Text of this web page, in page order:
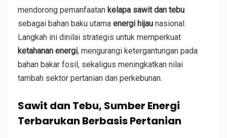
mendorong pemanfaatan kelapa sawit dan tebu
sebagai bahan baku utama energi hijau nasional.
Langkah ini dinilai strategis untuk memperkuat
ketahanan energi, mengurangi ketergantungan pada
bahan bakar fosil, sekaligus meningkatkan nilai
tambah sektor pertanian dan perkebunan.
Sawit dan Tebu, Sumber Energi
Terbarukan Berbasis Pertanian